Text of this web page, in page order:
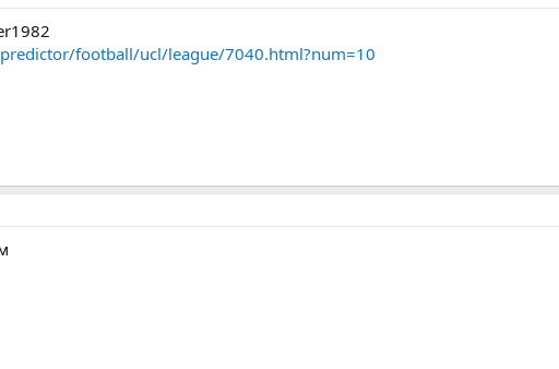
football/ucl/league/7040.html?num=10